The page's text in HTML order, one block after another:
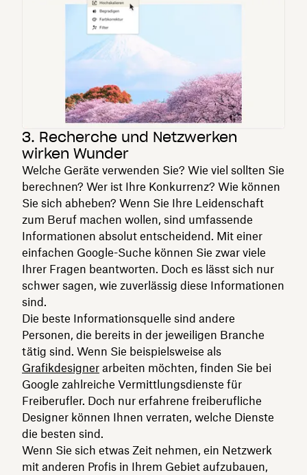
3. Recherche und Netzwerken
wirken Wunder
Welche Geräte verwenden Sie? Wie viel sollten Sie
berechnen? Wer ist Ihre Konkurrenz? Wie können
Sie sich abheben? Wenn Sie Ihre Leidenschaft
zum Beruf machen wollen, sind umfassende
Informationen absolut entscheidend. Mit einer
einfachen Google-Suche können Sie zwar viele
Ihrer Fragen beantworten. Doch es lässt sich nur
schwer sagen, wie zuverlässig diese Informationen
sind.
Die beste Informationsquelle sind andere
Personen, die bereits in der jeweiligen Branche
tätig sind. Wenn Sie beispielsweise als
Grafikdesigner arbeiten möchten, finden Sie bei
Google zahlreiche Vermittlungsdienste für
Freiberufler. Doch nur erfahrene freiberufliche
Designer können Ihnen verraten, welche Dienste
die besten sind.
Wenn Sie sich etwas Zeit nehmen, ein Netzwerk
mit anderen Profis in Ihrem Gebiet aufzubauen,